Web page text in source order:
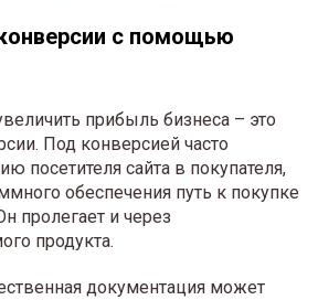
с помощью
прибыль бизнеса – это
Под конверсией часто
посетителя сайта в покупателя,
обеспечения путь к покупке
пролегает и через
продукта.
документация может